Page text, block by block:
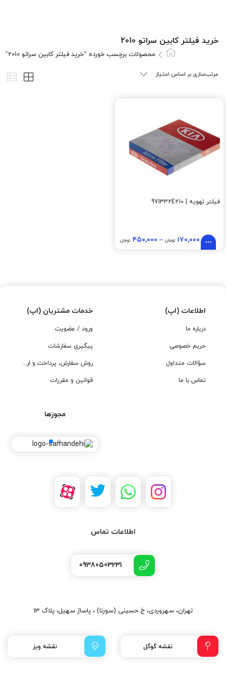
خرید فیلتر کابین سراتو 2010
محصولات برچسب خورده “خرید فیلتر کابین سراتو 2010”
فیلتر تهویه | 971332E210
۱۷۰,۰۰۰ تومان– ۴۵۰,۰۰۰ تومان
اطلاعات (اپ)
درباره ما
حریم خصوصی
سؤالات متداول
تماس با ما
خدمات مشتریان (اپ)
ورود / عضویت
پیگیری سفارشات
روش سفارش، پرداخت و ارسال
قوانین و مقررات
مجوزها
اطلاعات تماس
09380503231
تهران، سهروردی، خ حسینی (سورنا) ، پاساژ سهیل، پلاک 13
نقشه گوگل نقشه ویز